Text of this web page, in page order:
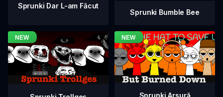
Sprunki Dar L-am Făcut
Sprunki Bumble Bee
Sprunki Arsură